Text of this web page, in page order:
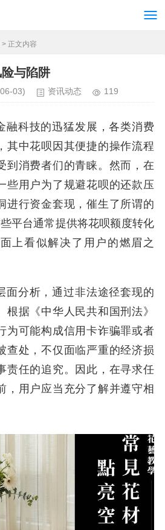
> 正文内容
与陷阱
03) 资讯动态 119
融科技的迅猛发展，各类消费
其中花呗因其便捷的操作流程
到消费者们的青睐。然而，在
些用户为了规避花呗的还款压
进行资金套现，催生了所谓的
平台通常提供将花呗额度转化
上看似解决了用户的燃眉之
面分析，通过非法途径套现的
根据《中华人民共和国刑法》
为可能构成信用卡诈骗罪或者
查处，不仅面临严重的经济损
责任的追究。因此，在寻求任
，用户应当充分了解并遵守相